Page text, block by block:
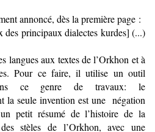
annoncé, dès la première page :
des principaux dialectes kurdes] (...)
langues aux textes de l’Orkhon et à
Pour ce faire, il utilise un outil
ce genre de travaux: le
la seule invention est une négation
petit résumé de l’histoire de la
stèles de l’Orkhon, avec une